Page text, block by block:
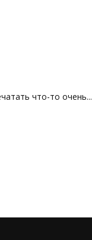
что-то очень...